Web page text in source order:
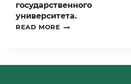
государственного
университета.
READ MORE
В